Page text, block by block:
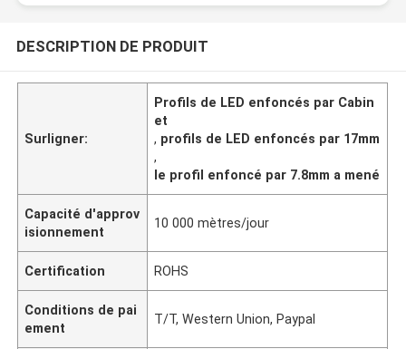
DESCRIPTION DE PRODUIT
Surligner:
Profils de LED enfoncés par Cabin
et
, profils de LED enfoncés par 17mm
,
le profil enfoncé par 7.8mm a mené
Capacité d'approv
isionnement
10 000 mètres/jour
Certification ROHS
Conditions de pai
ement
T/T, Western Union, Paypal